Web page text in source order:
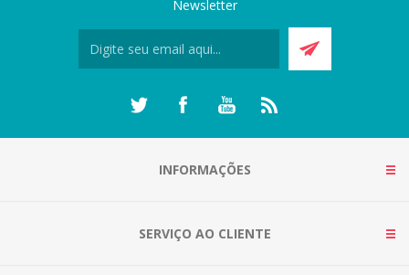
Newsletter
INFORMAÇÕES
SERVIÇO AO CLIENTE